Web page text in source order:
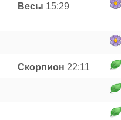
Весы 15:29
Скорпион 22:11